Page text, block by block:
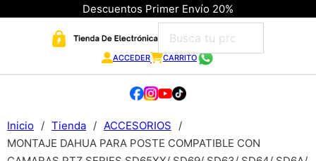
Descuentos Primer Envío 20%
ACCEDER CARRITO
Inicio / Tienda / ACCESORIOS
/
MONTAJE DAHUA PARA POSTE COMPATIBLE CON